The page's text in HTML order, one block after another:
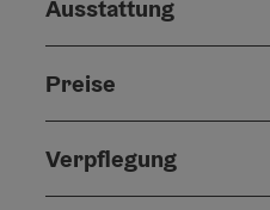
Ausstattung
Preise
Verpflegung